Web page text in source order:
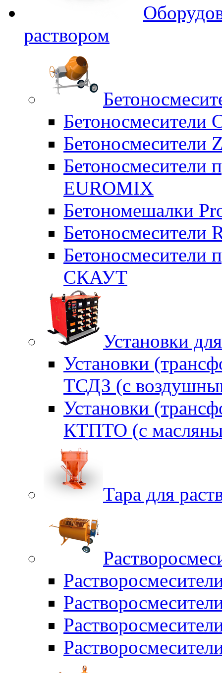
раствором
Бетоносмесители
Бетоносмесители
Бетоносмесители
EUROMIX
Бетономешалки
Бетоносмесители
Бетоносмесители
СКАУТ
Установки
Установки
ТСДЗ (c
Установки
КТПТО (c
Тара для